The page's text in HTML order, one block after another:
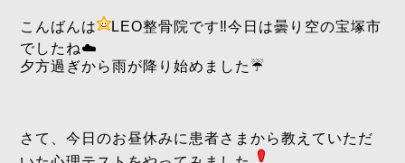
こんばんは
LEO整骨院です‼️今日は曇り空の宝塚市
でしたね☁️
夕方過ぎから雨が降り始めました☔️
さて、今日のお昼休みに患者さまから教えていただ